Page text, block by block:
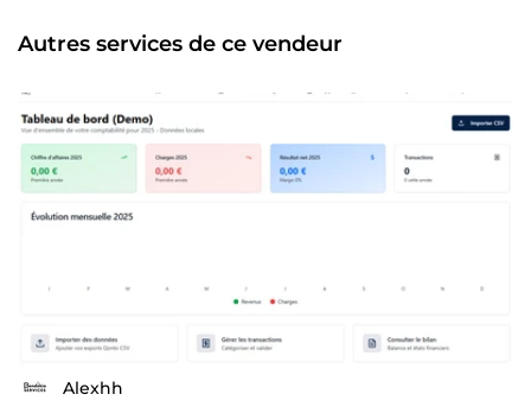
✔️ Des intégrations IA qui font gagner des heures chaque
semaine à mes clients Je peux vous aider à : → Lancer un
application métier ou un SaaS → Automatiser vos tâches
chronophages avec l'IA → Moderniser des process
vieillissants 🎯 Mon approche : des solutions simples,
efficaces et évolutives, pensées pour votre besoin réel —
pas pour la démo. 📩 Un projet en tête ? Écrivez-moi, on en
discute 15 minutes.
Autres services de ce vendeur
Alexhh